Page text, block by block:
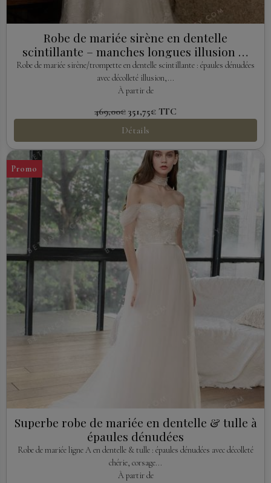
Robe de mariée sirène en dentelle
scintillante – manches longues illusion &
épaules dénudées
Robe de mariée sirène/trompette en dentelle scintillante : épaules dénudées
avec décolleté illusion,...
À partir de
469,00€ 351,75€ TTC
Détails
Promo
Superbe robe de mariée en dentelle & tulle à
épaules dénudées
Robe de mariée ligne A en dentelle & tulle : épaules dénudées avec décolleté
chérie, corsage...
À partir de